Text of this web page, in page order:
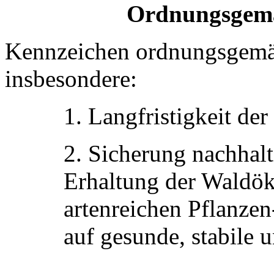
Kennzeichen
insbesondere:
1. Langfristigkeit
2. Sicherung
Erhaltung der
artenreichen
auf gesunde, stabile